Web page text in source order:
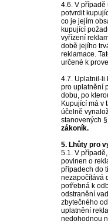
4.6. V
potvrdit
co je jejím
kupující
vyřízení
době jejího
reklamace.
určené k
4.7. Uplatnil-li
pro uplatnění
dobu, po
Kupující má v
účelně
stanovených
zákoník.
5. Lhůty pro
5.1. V
povinen o
případech do
nezapočítává
potřebná k
odstranění
zbytečného
uplatnění
nedohodnou